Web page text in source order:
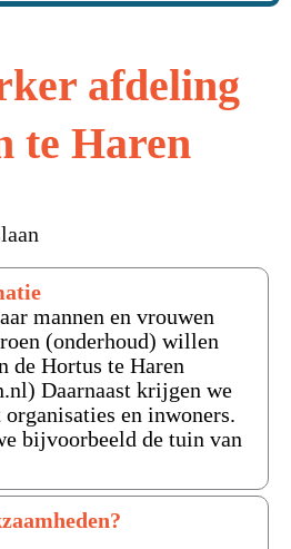
afdeling
te Haren
mannen en vrouwen
(onderhoud) willen
de Hortus te Haren
Daarnaast krijgen we
en inwoners.
bijvoorbeeld de tuin van